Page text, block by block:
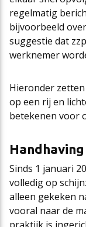
regelmatig
bijvoorbeeld
suggestie dat
werknemer
Hieronder
op een rij en
betekenen voor
Sinds 1 januari
volledig op
alleen gekeken
vooral naar de
Cao-app
Updates CAO
FAQ
First Time
Strategisch en
Governance in
Thema’s
Het nieuwe
Podcasts
Team
Raad van
Vacatures
Nieuws
Agenda